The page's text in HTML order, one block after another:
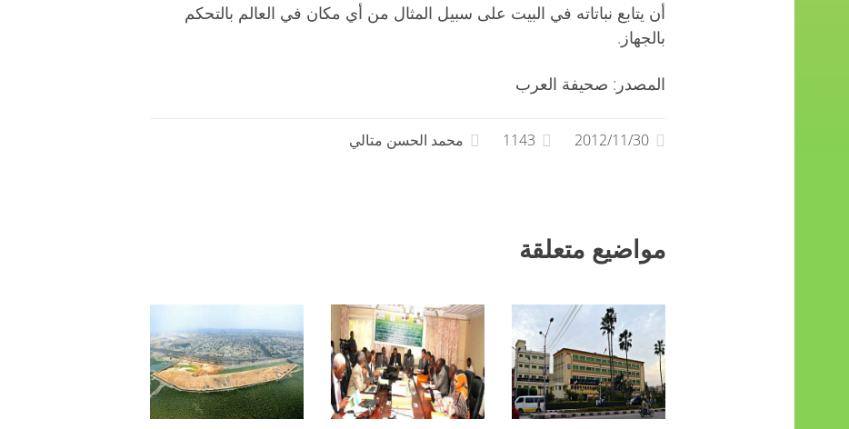
أن يتابع نباتاته في البيت على سبيل المثال من أي مكان في العالم بالتحكم
بالجهاز.
المصدر: صحيفة العرب
2012/11/30
1143 محمد الحسن متالي
مواضيع متعلقة